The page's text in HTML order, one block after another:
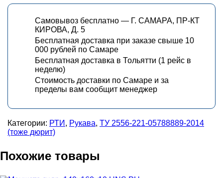
Самовывоз бесплатно — Г. САМАРА, ПР-КТ
КИРОВА, Д. 5
Бесплатная доставка при заказе свыше 10
000 рублей по Самаре
Бесплатная доставка в Тольятти (1 рейс в
неделю)
Стоимость доставки по Самаре и за
пределы вам сообщит менеджер
Категории: РТИ , Рукава, ТУ 2556-221-05788889-2014
(тоже дюрит)
Похожие товары